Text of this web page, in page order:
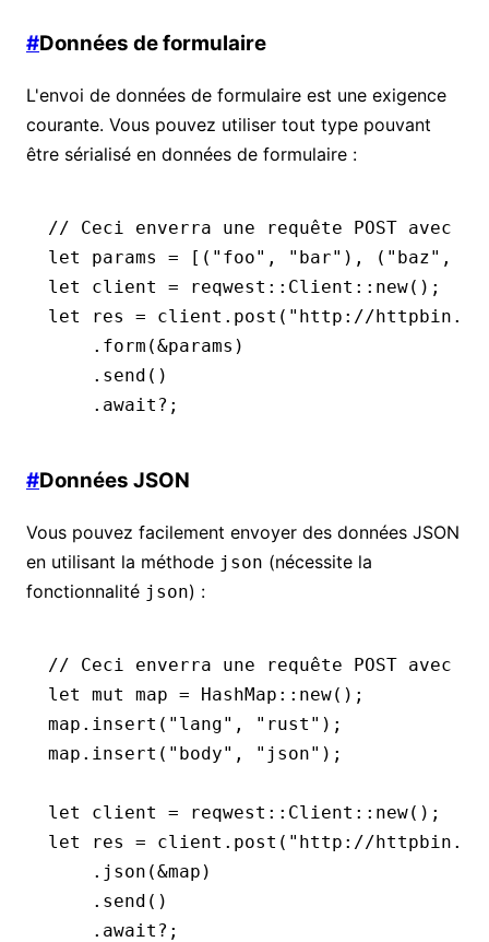
#Données de formulaire
L'envoi de données de formulaire est une exigence
courante. Vous pouvez utiliser tout type pouvant
être sérialisé en données de formulaire :
// Ceci enverra une requête POST avec
let
params = [( "foo" , "bar" ), ( "baz" ,
let
client = reqwest :: Client :: new();
let
res = client . post ( "http://
    .
form (&params)
    .
send ()
    .await?
;
#Données JSON
Vous pouvez facilement envoyer des données JSON
en utilisant la méthode json (nécessite la
fonctionnalité json) :
// Ceci enverra une requête POST
let
mut map = HashMap :: new();
map . insert ( "lang" , "rust" );
map . insert ( "body" , "json" );
let client = reqwest :: Client :: new();
let
res = client . post ( "http://
    .
json (&map)
    .
send ()
    .await?
;